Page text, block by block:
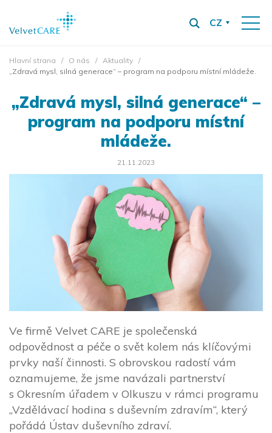
CZ
Hlavní strana O nás
Aktuality
„Zdravá mysl, silná generace“ – program na podporu místní mládeže.
„Zdravá mysl, silná generace“ –
program na podporu místní
mládeže.
21.11.2023
Ve firmě Velvet CARE je společenská
odpovědnost a péče o svět kolem nás klíčovými
prvky naší činnosti. S obrovskou radostí vám
oznamujeme, že jsme navázali partnerství
s Okresním úřadem v Olkuszu v rámci programu
„Vzdělávací hodina s duševním zdravím“, který
pořádá Ústav duševního zdraví.